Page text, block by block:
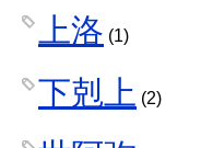
上洛 (1)
下剋上 (2)